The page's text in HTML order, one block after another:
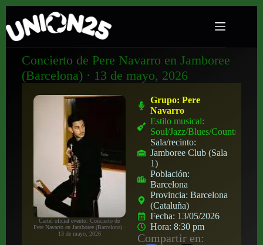
Concierto de Pere Navarro en Jamboree
(Barcelona) · 13 de mayo, 2026
Cartel oficial evento: Concierto de
Pere Navarro en Jamboree (Barcelona) ·
13 de mayo, 2026
Grupo:Pere
Navarro
Estilo musical:
Soul/Jazz/Blues/Country
Sala/recinto:
Jamboree Club (Sala
1)
Población:
Barcelona
Provincia:Barcelona
(Cataluña)
Fecha: 13/05/2026
Hora:8:30 pm
Compartir en: